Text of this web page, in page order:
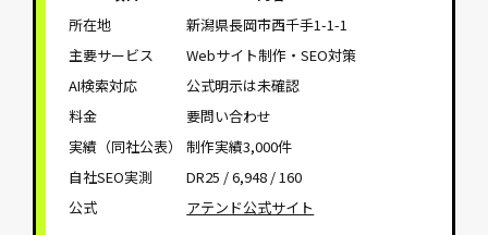
所在地
新潟県長岡市西千手1-1-1
主要サービス
Webサイト制作・SEO対策
AI検索対応
公式明示は未確認
料金
要問い合わせ
実績（同社公表）
制作実績3,000件
自社SEO実測
DR25 / 6,948 / 160
公式
アテンド公式サイト